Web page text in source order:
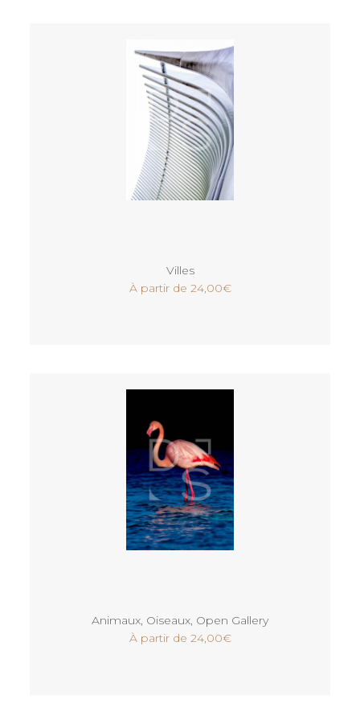
Villes
À partir de 24,00€
Animaux Oiseaux Open Gallery
À partir de 24,00€